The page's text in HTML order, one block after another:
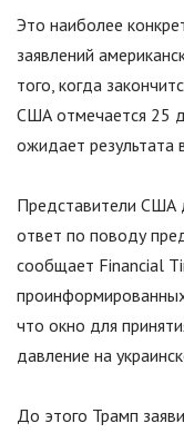
Это наиболее
заявлений
того, когда
США отмечается 25
ожидает результата
Представители США
ответ по поводу
сообщает Financial
что окно для
давление на
До этого Трамп